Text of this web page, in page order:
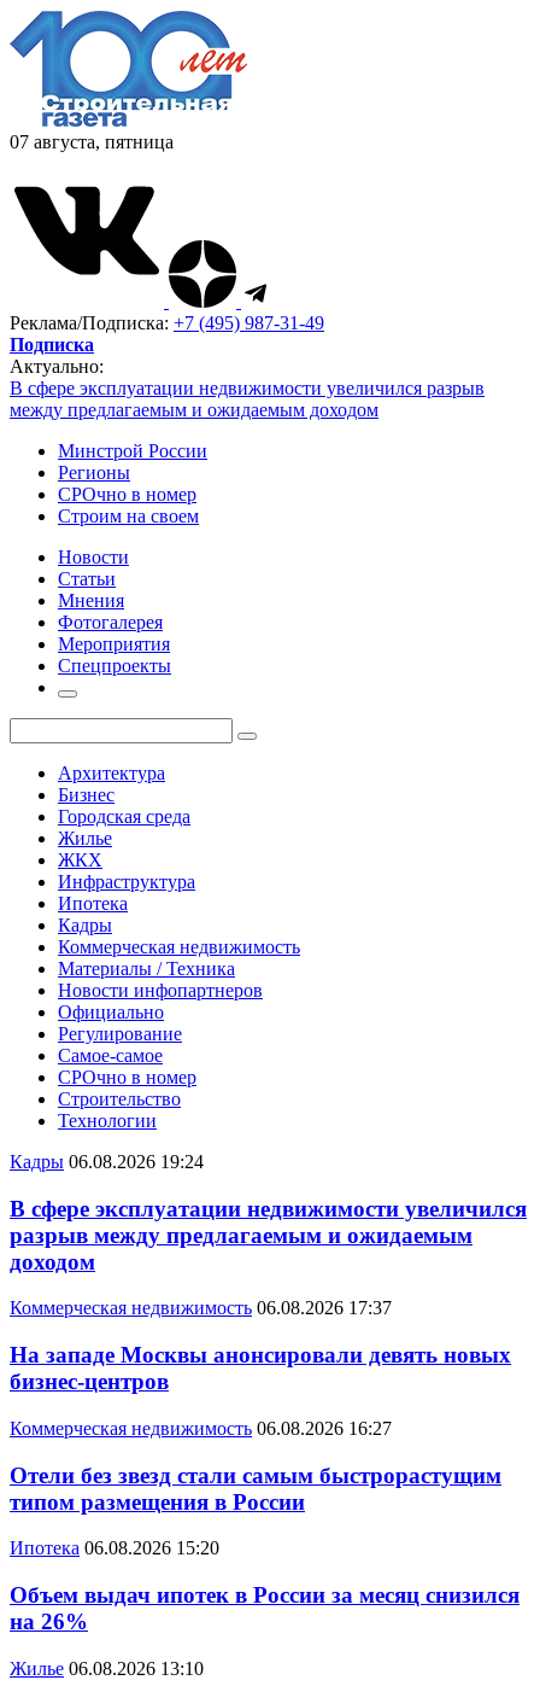
07 августа, пятница
Реклама/Подписка: +7 (495) 987-31-49
Подписка
Актуально:
В сфере эксплуатации недвижимости увеличился разрыв
между предлагаемым и ожидаемым доходом
Минстрой России
Регионы
СРОчно в номер
Строим на своем
Новости
Статьи
Мнения
Фотогалерея
Мероприятия
Спецпроекты
Архитектура
Бизнес
Городская среда
Жилье
ЖКХ
Инфраструктура
Ипотека
Кадры
Коммерческая недвижимость
Материалы / Техника
Новости инфопартнеров
Официально
Регулирование
Самое-самое
СРОчно в номер
Строительство
Технологии
Кадры 06.08.2026 19:24
В сфере эксплуатации недвижимости увеличился
разрыв между предлагаемым и ожидаемым
доходом
Коммерческая недвижимость 06.08.2026 17:37
На западе Москвы анонсировали девять новых
бизнес-центров
Коммерческая недвижимость 06.08.2026 16:27
Отели без звезд стали самым быстрорастущим
типом размещения в России
Ипотека 06.08.2026 15:20
Объем выдач ипотек в России за месяц снизился
на 26%
Жилье 06.08.2026 13:10